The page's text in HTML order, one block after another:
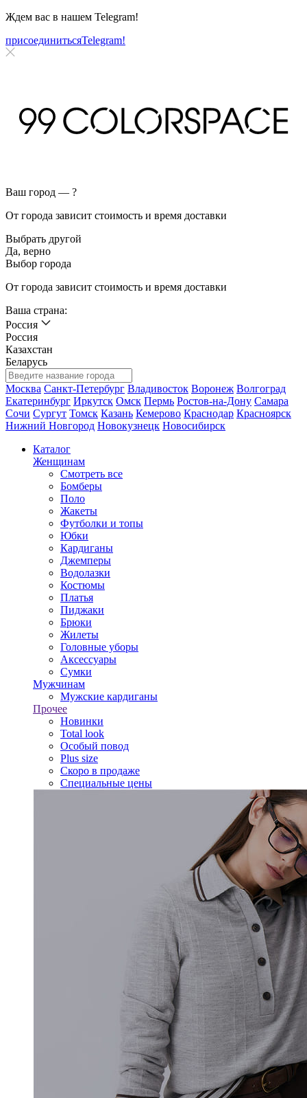
Ждем вас в нашем Telegram!
присоединитьсяTelegram!
Ваш город — ?
От города зависит стоимость и время доставки
Выбрать другой
Да, верно
Выбор города
От города зависит стоимость и время доставки
Ваша страна:
Россия
Россия
Казахстан
Беларусь
Москва Санкт-Петербург Владивосток Воронеж Волгоград
Екатеринбург Иркутск Омск Пермь Ростов-на-Дону Самара
Сочи Сургут Томск Казань Кемерово Краснодар Красноярск
Нижний Новгород Новокузнецк Новосибирск
Каталог
Женщинам
Смотреть все
Бомберы
Поло
Жакеты
Футболки и топы
Юбки
Кардиганы
Джемперы
Водолазки
Костюмы
Платья
Пиджаки
Брюки
Жилеты
Головные уборы
Аксессуары
Сумки
Мужчинам
Мужские кардиганы
Прочее
Новинки
Total look
Особый повод
Plus size
Скоро в продаже
Специальные цены